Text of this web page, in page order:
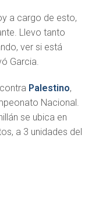
a cargo de esto,
Llevo tanto
ver si está
Garcia.
Palestino,
Nacional.
se ubica en
a 3 unidades del